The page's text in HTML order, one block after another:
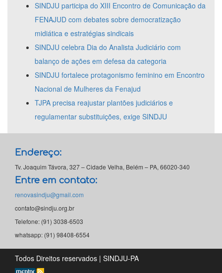
SINDJU participa do XIII Encontro de Comunicação da
FENAJUD com debates sobre democratização
midiática e estratégias sindicais
SINDJU celebra Dia do Analista Judiciário com
balanço de ações em defesa da categoria
SINDJU fortalece protagonismo feminino em Encontro
Nacional de Mulheres da Fenajud
TJPA precisa reajustar plantões judiciários e
regulamentar substituições, exige SINDJU
Endereço:
Tv. Joaquim Távora, 327 – Cidade Velha, Belém – PA, 66020-340
Entre em contato:
renovasindju@gmail.com
contato@sindju.org.br
Telefone: (91) 3038-6503
whatsapp: (91) 98408-6554
Todos Direitos reservados | SINDJU-PA